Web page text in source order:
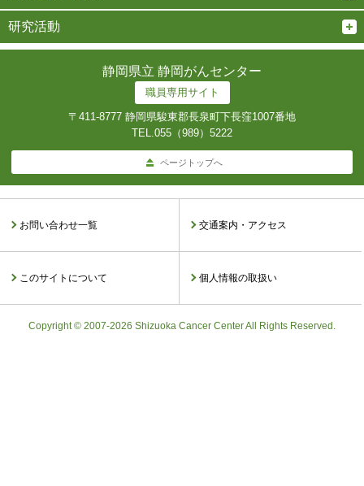
研究活動
静岡県立 静岡がんセンター
職員専用サイト
〒411-8777 静岡県駿東郡長泉町下長窪1007番地
TEL.055（989）5222
ページトップへ
お問い合わせ一覧 交通案内・アクセス
このサイトについて 個人情報の取扱い
Copyright © 2007-2026 Shizuoka Cancer Center All Rights Reserved.